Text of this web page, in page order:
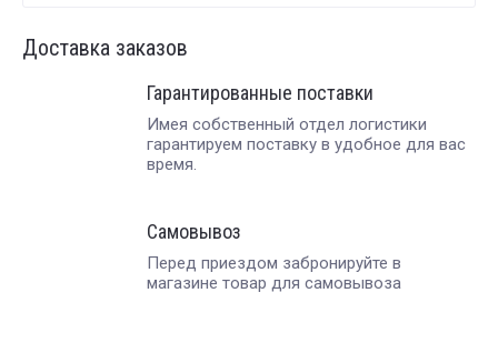
Доставка заказов
Гарантированные поставки
Имея собственный отдел логистики
гарантируем поставку в удобное для вас
время.
Самовывоз
Перед приездом забронируйте в
магазине товар для самовывоза